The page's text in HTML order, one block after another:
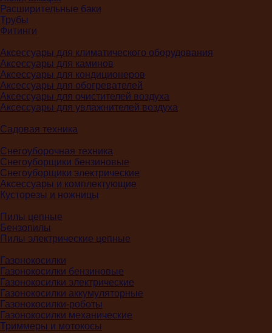
Расширительные баки
Трубы
Фитинги
Аксессуары для климатического оборудования
Аксессуары для каминов
Аксессуары для кондиционеров
Аксессуары для обогревателей
Аксессуары для очистителей воздуха
Аксессуары для увлажнителей воздуха
Садовая техника
Снегоуборочная техника
Снегоуборщики бензиновые
Снегоуборщики электрические
Аксессуары и комплектующие
Кусторезы и ножницы
Пилы цепные
Бензопилы
Пилы электрические цепные
Газонокосилки
Газонокосилки бензиновые
Газонокосилки электрические
Газонокосилки аккумуляторные
Газонокосилки-роботы
Газонокосилки механические
Триммеры и мотокосы